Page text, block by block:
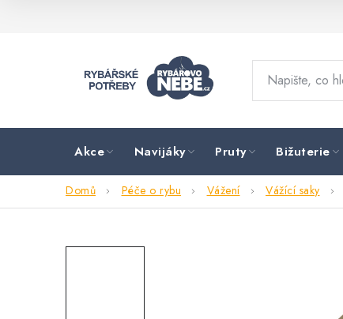
Akce Navijáky Pruty Bižuterie
Domů Péče o rybu Vážení Vážící saky